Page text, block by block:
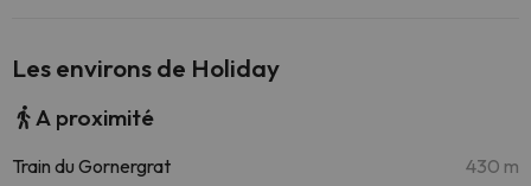
Les environs de Holiday
A proximité
Train du Gornergrat 430 m